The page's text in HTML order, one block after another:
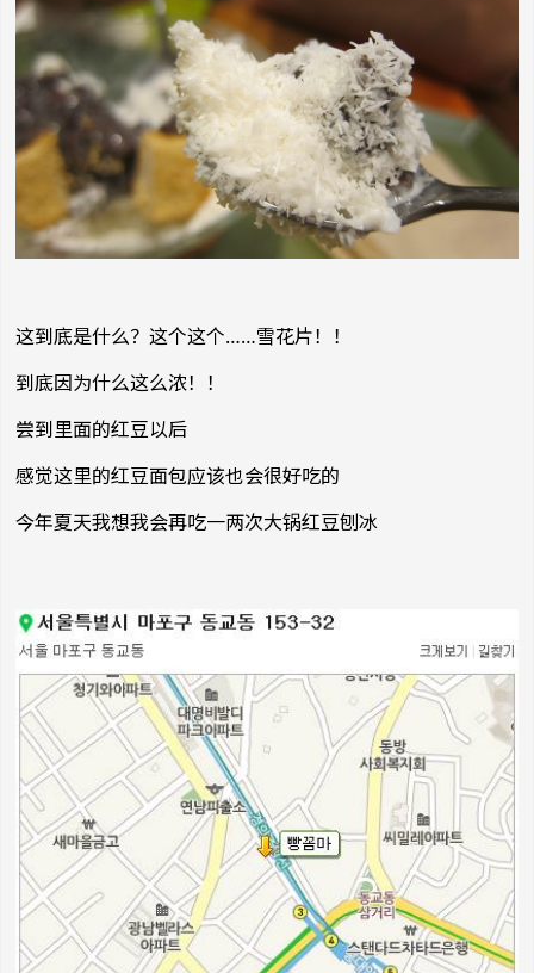
这到底是什么？这个这个……雪花片！！
到底因为什么这么浓！！
尝到里面的红豆以后
感觉这里的红豆面包应该也会很好吃的
今年夏天我想我会再吃一两次大锅红豆刨冰